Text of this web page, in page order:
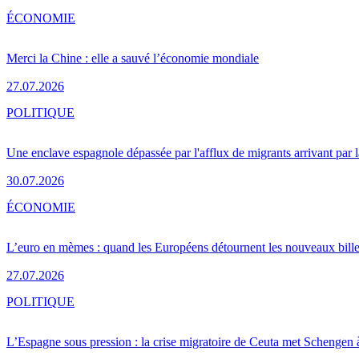
Merci la Chine : elle a sauvé l’économie mondiale
27.07.2026
ÉCONOMIE
Une enclave espagnole dépassée par l'afflux de migrants arrivant par
30.07.2026
POLITIQUE
L’euro en mèmes : quand les Européens détournent les nouveaux
27.07.2026
ÉCONOMIE
L’Espagne sous pression : la crise migratoire de Ceuta met Schengen
POLITIQUE